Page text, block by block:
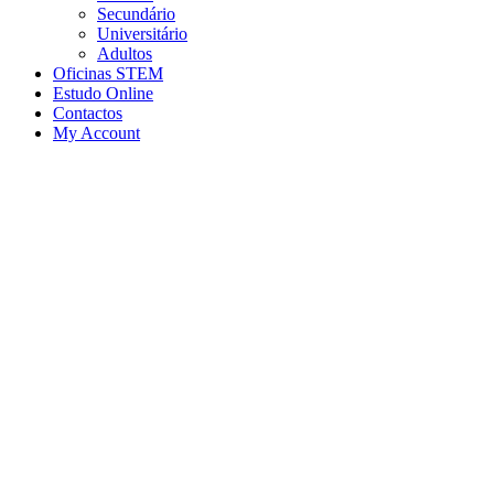
Secundário
Universitário
Adultos
Oficinas STEM
Estudo Online
Contactos
My Account